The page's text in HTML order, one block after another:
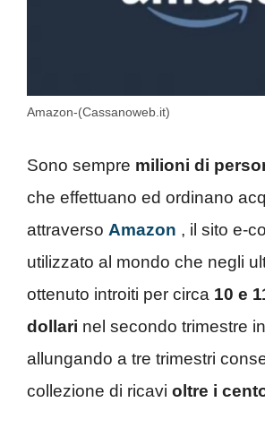
Amazon-(Cassanoweb.it)
Sono sempre milioni di
che effettuano ed ordinano
attraverso Amazon , il sito e-
utilizzato al mondo che negli
ottenuto introiti per circa 10 e
dollari nel secondo trimestre
allungando a tre trimestri
collezione di ricavi oltre i